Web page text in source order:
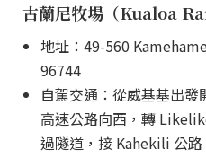
古蘭尼牧場（Kualoa
地址：49-560
96744
自駕交通：從威基基出發
高速公路向西，轉
過隧道，接 Kahekili 公